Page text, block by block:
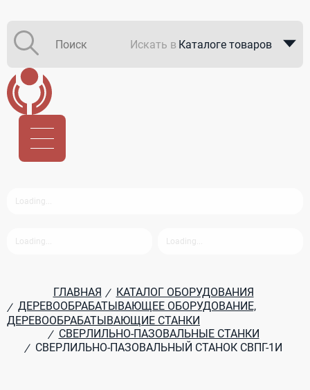
Искать в Каталоге товаров
ГЛАВНАЯ / КАТАЛОГ ОБОРУДОВАНИЯ
/ ДЕРЕВООБРАБАТЫВАЮЩЕЕ ОБОРУДОВАНИЕ,
ДЕРЕВООБРАБАТЫВАЮЩИЕ СТАНКИ
/ СВЕРЛИЛЬНО-ПАЗОВАЛЬНЫЕ СТАНКИ
/ СВЕРЛИЛЬНО-ПАЗОВАЛЬНЫЙ СТАНОК СВПГ-1И